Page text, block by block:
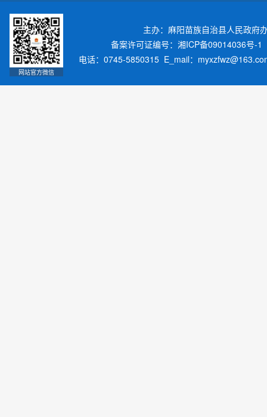
网站官方微信
主办：麻阳苗族自治县人民政
备案许可证编号：湘ICP备09014036号-1
电话：0745-5850315 E_mail：